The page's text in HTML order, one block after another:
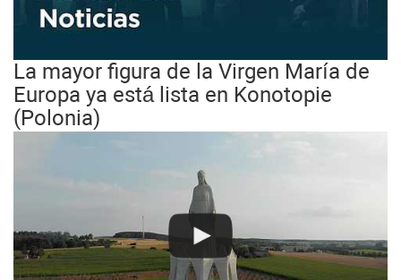
La mayor figura de la Virgen María de
Europa ya está lista en Konotopie
(Polonia)